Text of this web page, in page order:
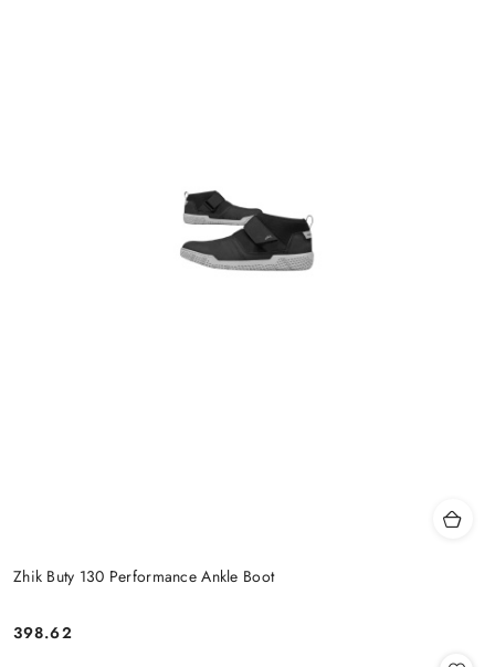
Zhik Buty 130 Performance Ankle Boot
Cena:
398.62